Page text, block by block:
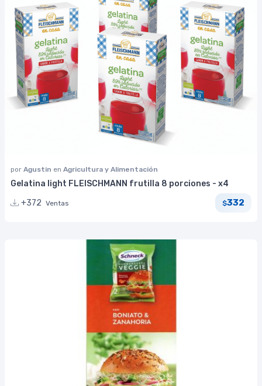
por Agustin en Agricultura y Alimentación
Gelatina light FLEISCHMANN frutilla 8 porciones - x4
+372 Ventas $332